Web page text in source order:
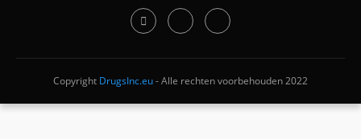
Copyright DrugsInc.eu- Alle rechten voorbehouden 2022